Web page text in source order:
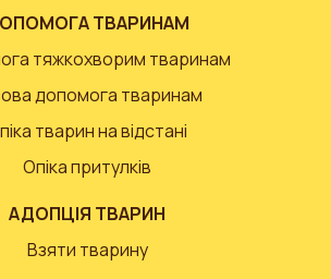
ТВАРИНАМ
тяжкохворим тваринам
допомога тваринам
тварин на відстані
Опіка притулків
АДОПЦІЯ ТВАРИН
Взяти тварину